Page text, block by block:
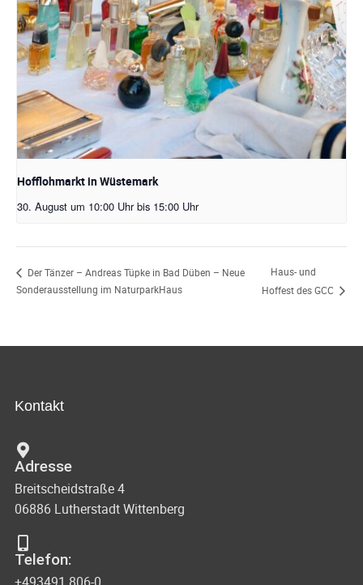
Hofflohmarkt in Wüstemark
30. August um 10:00 Uhr bis 15:00 Uhr
Der Tänzer – Andreas Tüpke in Bad Düben – Neue
Sonderausstellung im NaturparkHaus
Haus- und
Hoffest des GCC
Kontakt
Adresse
Breitscheidstraße 4
06886 Lutherstadt Wittenberg
Telefon: